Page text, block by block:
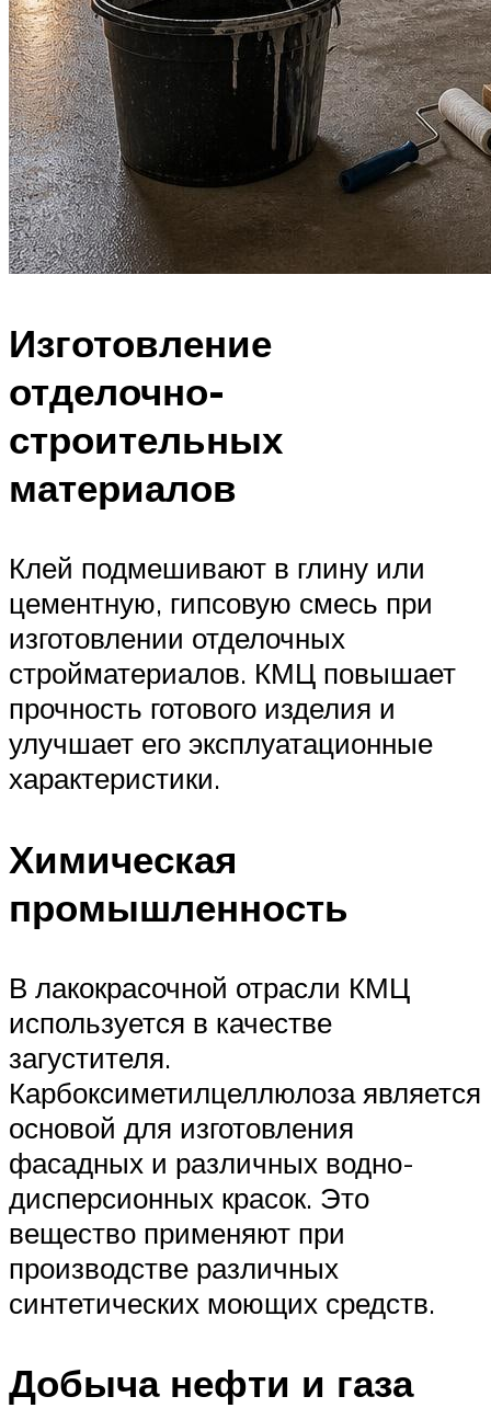
Изготовление
отделочно-
строительных
материалов
Клей подмешивают в глину или
цементную, гипсовую смесь при
изготовлении отделочных
стройматериалов. КМЦ повышает
прочность готового изделия и
улучшает его эксплуатационные
характеристики.
Химическая
промышленность
В лакокрасочной отрасли КМЦ
используется в качестве
загустителя.
Карбоксиметилцеллюлоза является
основой для изготовления
фасадных и различных водно-
дисперсионных красок. Это
вещество применяют при
производстве различных
синтетических моющих средств.
Добыча нефти и газа